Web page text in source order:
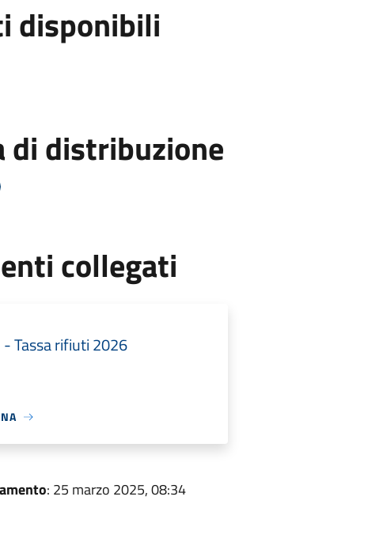
disponibili
di distribuzione
collegati
- Tassa rifiuti 2026
: 25 marzo 2025, 08:34